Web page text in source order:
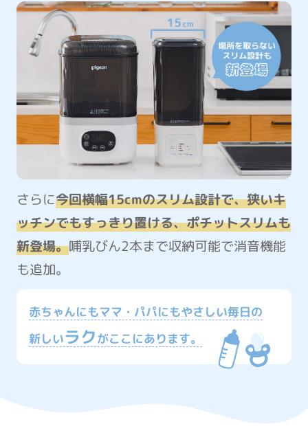
さらに今回横幅15cmのスリム設計で、狭いキ
ッチンでもすっきり置ける、ポチットスリムも
新登場。哺乳びん2本まで収納可能で消音機能
も追加。
赤ちゃんにもママ・パパにもやさしい毎日の
新しいラクがここにあります。